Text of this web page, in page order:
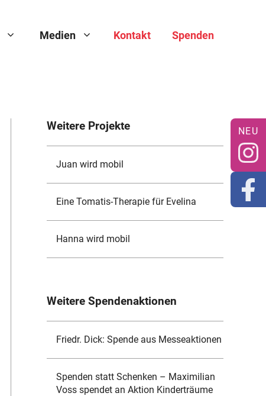
Medien Kontakt Spenden
Weitere Projekte
Juan wird mobil
Eine Tomatis-Therapie für Evelina
Hanna wird mobil
Weitere Spendenaktionen
Friedr. Dick: Spende aus Messeaktionen
Spenden statt Schenken – Maximilian
Voss spendet an Aktion Kinderträume